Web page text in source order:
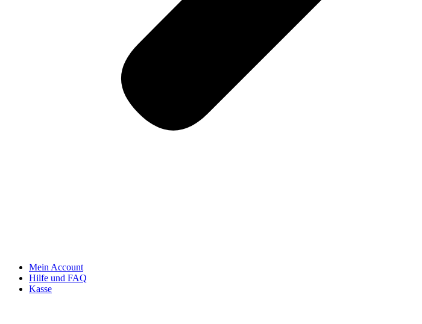
Mein Account
Hilfe und FAQ
Kasse